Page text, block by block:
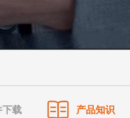
下载 产品知识